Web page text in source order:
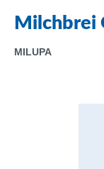
Milchbrei
MILUPA